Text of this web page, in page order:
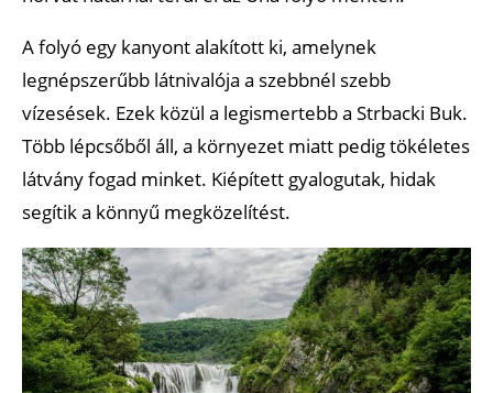
A folyó egy kanyont alakított ki, amelynek
legnépszerűbb látnivalója a szebbnél szebb
vízesések. Ezek közül a legismertebb a Strbacki Buk.
Több lépcsőből áll, a környezet miatt pedig tökéletes
látvány fogad minket. Kiépített gyalogutak, hidak
segítik a könnyű megközelítést.